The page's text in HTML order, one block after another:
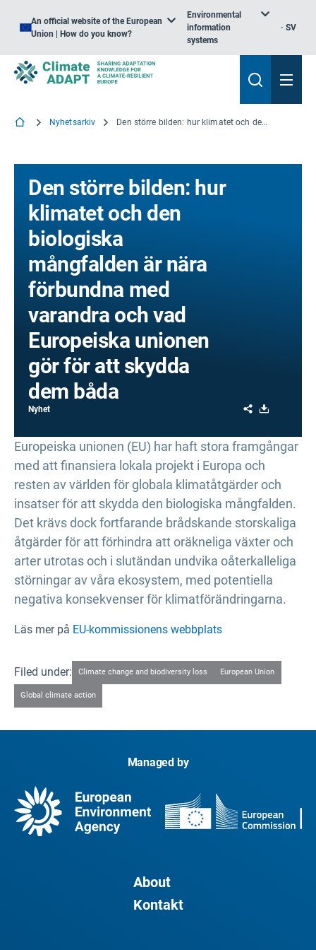
An official website of the European
Union | How do you know?
Environmental
information
systems
SV
Nyhetsarkiv Den större bilden: hur klimatet och den biologiska mångfalden är nära förbundna med varandra och vad Europeiska unionen gör för att skydda dem båda
Den större bilden: hur
klimatet och den
biologiska
mångfalden är nära
förbundna med
varandra och vad
Europeiska unionen
gör för att skydda
dem båda
Nyhet Share
Europeiska unionen (EU) har haft stora framgångar
med att finansiera lokala projekt i Europa och
resten av världen för globala klimatåtgärder och
insatser för att skydda den biologiska mångfalden.
Det krävs dock fortfarande brådskande storskaliga
åtgärder för att förhindra att oräkneliga växter och
arter utrotas och i slutändan undvika oåterkalleliga
störningar av våra ekosystem, med potentiella
negativa konsekvenser för klimatförändringarna.
Läs mer på EU-kommissionens webbplats
Filed under: Climate change and biodiversity loss European Union
Global climate action
Managed by
About
Kontakt